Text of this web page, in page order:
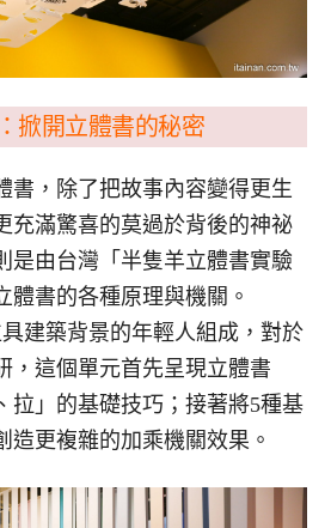
掀開立體書的秘密
書，除了把故事內容變得更生
充滿驚喜的莫過於背後的神祕
是由台灣「半隻羊立體書實驗
體書的各種原理與機關。
具建築背景的年輕人組成，對於
，這個單元首先呈現立體書
拉」的基礎技巧；接著將5種基
造更複雜的加乘機關效果。